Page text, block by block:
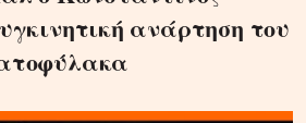
ανάρτηση του